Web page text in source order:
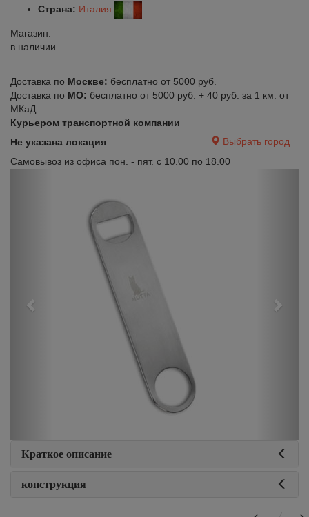
Страна: Италия
Магазин:
в наличии
Доставка по Москве: бесплатно от 5000 руб.
Доставка по МО: бесплатно от 5000 руб. + 40 руб. за 1 км. от
МКаД
Курьером транспортной компании
Не указана локация
Выбрать город
Самовывоз из офиса пон. - пят. с 10.00 по 18.00
Краткое описание
конструкция